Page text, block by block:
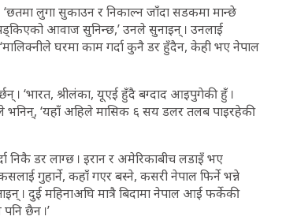
लुगा सुकाउन र निकाल्न जाँदा सडकमा मान्छे
आवाज सुनिन्छ,’ उनले सुनाइन् । उनलाई
घरमा काम गर्दा कुनै डर हुँदैन, केही भए नेपाल
। ‘भारत, श्रीलंका, यूएई हुँदै बग्दाद आइपुगेकी हुँ ।
भनिन्, ‘यहाँ अहिले मासिक ६ सय डलर तलब पाइरहेकी
निकै डर लाग्छ । इरान र अमेरिकाबीच लडाइँ भए
गुहार्ने, कहाँ गएर बस्ने, कसरी नेपाल फिर्ने भन्ने
। दुई महिनाअघि मात्रै बिदामा नेपाल आई फर्केकी
छैन ।’